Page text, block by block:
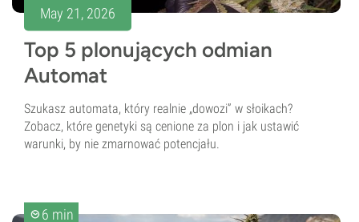
May 21, 2026
Top 5 plonujących odmian
Automat
Szukasz automata, który realnie „dowozi” w słoikach?
Zobacz, które genetyki są cenione za plon i jak ustawić
warunki, by nie zmarnować potencjału.
6 min